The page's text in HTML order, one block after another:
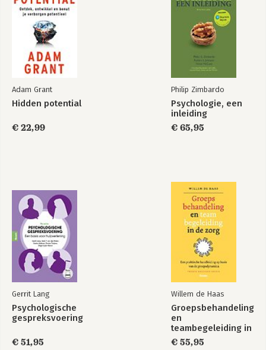
Adam Grant
Hidden potential
€ 22,99
Philip Zimbardo
Psychologie, een
inleiding
€ 65,95
Gerrit Lang
Psychologische
gespreksvoering
€ 51,95
Willem de Haas
Groepsbehandeling
en
teambegeleiding in
de zorg
€ 55,95